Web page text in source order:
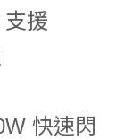
援
快速閃